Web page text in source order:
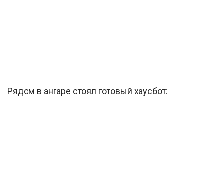
Рядом в ангаре стоял готовый хаусбот: